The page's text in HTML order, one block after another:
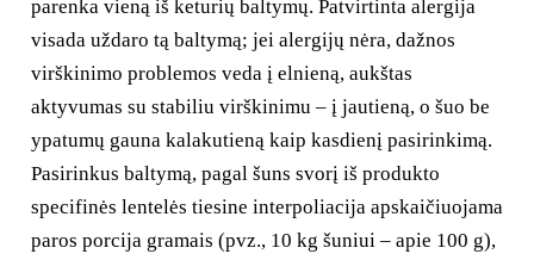
parenka vieną iš keturių baltymų. Patvirtinta alergija
visada uždaro tą baltymą; jei alergijų nėra, dažnos
virškinimo problemos veda į elnieną, aukštas
aktyvumas su stabiliu virškinimu – į jautieną, o šuo be
ypatumų gauna kalakutieną kaip kasdienį pasirinkimą.
Pasirinkus baltymą, pagal šuns svorį iš produkto
specifinės lentelės tiesine interpoliacija apskaičiuojama
paros porcija gramais (pvz., 10 kg šuniui – apie 100 g),